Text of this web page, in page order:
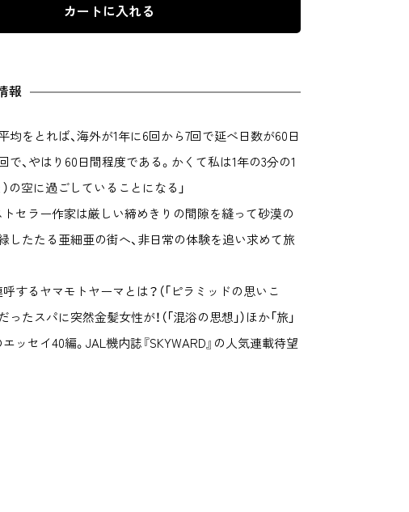
カートに入れる
報
均をとれば、海外が1年に6回から7回で延べ日数が60日
で、やはり60日間程度である。かくて私は1年の3分の1
）の空に過ごしていることになる」
セラー作家は厳しい締めきりの間隙を縫って砂漠の
したたる亜細亜の街へ、非日常の体験を追い求めて旅
するヤマモトヤーマとは？（「ピラミッドの思いこ
ったスパに突然金髪女性が！（「混浴の思想」）ほか「旅」
ッセイ40編。JAL機内誌『SKYWARD』の人気連載待望